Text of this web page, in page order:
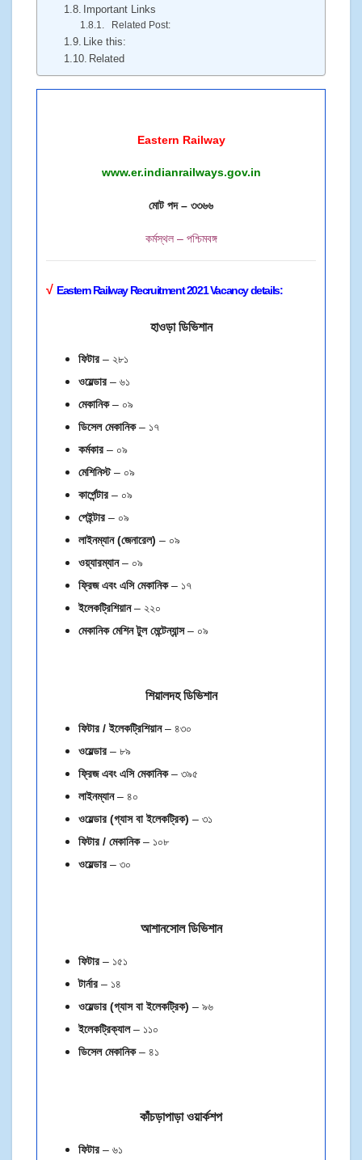
Important Links
Related Post:
Like this:
Related
Eastern Railway
www.er.indianrailways.gov.in
মোট পদ – ৩৩৬৬
কর্মস্থল – পশ্চিমবঙ্গ
√Eastern Railway Recruitment 2021 Vacancy details:
হাওড়া ডিভিশান
ফিটার – ২৮১
ওয়েল্ডার – ৬১
মেকানিক– ০৯
ডিসেল মেকানিক– ১৭
কর্মকার – ০৯
মেশিনিস্ট– ০৯
কার্পেন্টার – ০৯
পেইন্টার – ০৯
লাইনম্যান (জেনারেল) – ০৯
ওয়্যারম্যান– ০৯
ফ্রিজ এবং এসি মেকানিক– ১৭
ইলেকট্রিশিয়ান– ২২০
মেকানিক মেশিন টুল মেন্টেন্যান্স– ০৯
শিয়ালদহ ডিভিশান
ফিটার / ইলেকট্রিশিয়ান– ৪৩০
ওয়েল্ডার – ৮৯
ফ্রিজ এবং এসি মেকানিক– ৩৯৫
লাইনম্যান– ৪০
ওয়েল্ডার (গ্যাস বা ইলেকট্রিক) – ৩১
ফিটার / মেকানিক– ১০৮
ওয়েল্ডার – ৩০
আশানসোল ডিভিশান
ফিটার – ১৫১
টার্নার – ১৪
ওয়েল্ডার (গ্যাস বা ইলেকট্রিক) – ৯৬
ইলেকট্রিক্যাল– ১১০
ডিসেল মেকানিক– ৪১
কাঁচড়াপাড়া ওয়ার্কশপ
ফিটার – ৬১